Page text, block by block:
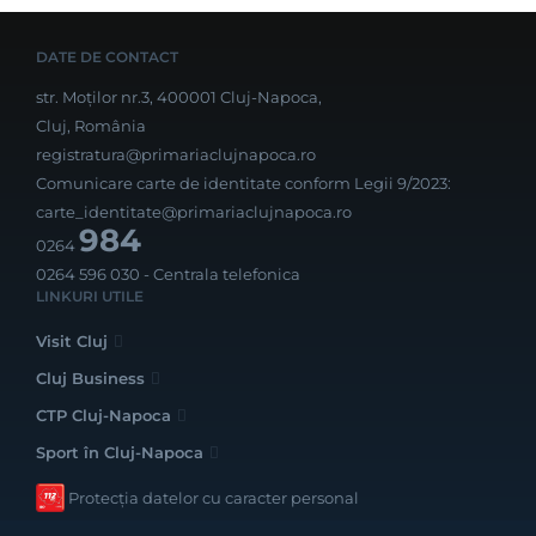
DATE DE CONTACT
str. Moților nr.3, 400001 Cluj-Napoca,
Cluj, România
registratura@primariaclujnapoca.ro
Comunicare carte de identitate conform Legii 9/2023:
carte_identitate@primariaclujnapoca.ro
0264984
0264 596 030 - Centrala telefonica
LINKURI UTILE
Visit Cluj
Cluj Business
CTP Cluj-Napoca
Sport în Cluj-Napoca
Protecția datelor cu caracter personal